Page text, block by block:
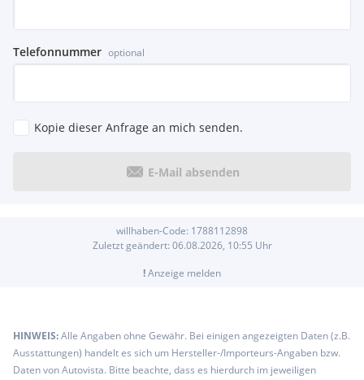
Telefonnummer optional
Kopie dieser Anfrage an mich senden.
E-Mail absenden
willhaben-Code: 1788112898
Zuletzt geändert: 06.08.2026, 10:55 Uhr
!Anzeige melden
HINWEIS:Alle Angaben ohne Gewähr. Bei einigen angezeigten Daten (z.B.
Ausstattungen) handelt es sich um Hersteller-/Importeurs-Angaben bzw.
Daten von Autovista. Bitte beachte, dass es hierdurch im jeweiligen